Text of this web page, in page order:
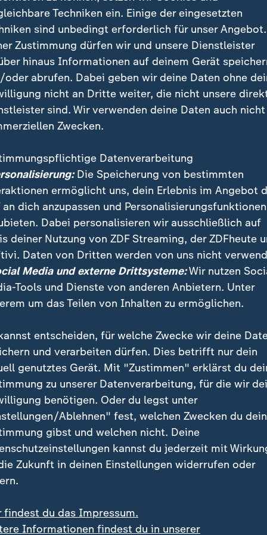
Doch deswegen mit dem Feiern aufhören? Es ist
Besucher: Zu Hause bleiben oder mit dem Risiko
mitbekommen und höre das jetzt gerade zum
hätte man schon darüber nachgedacht, aber
hätte es mich trotzdem nicht", sagt
ist da anderer Meinung:
Sicherheit geworden? Es ist
und ich finde es sehr
ich es vorher gewusst hätte, hätte das
in Köln und Mainz
sind sichtbar
viele Polizeibeamten - die
Karnevalstage ist die Polizei in Düsseldorf mit
sich die Menschen denn auch sicher?
kleinen Sohn hier - selbst nach Vorfällen wie in
Rosenmontagsumzug kommen: "Ich bin
und glaube, wenn man ein bisschen aufpasst
passt das. Aber auf gewisse Dinge hat man nicht
Techniken ein. Einige der eingesetzten
sind unbedingt erforderlich für unser
Zustimmung dürfen wir und unsere Dienstleister
hinaus Informationen auf deinem Gerät
oder abrufen. Dabei geben wir deine Daten ohne
nicht an Dritte weiter, die nicht unsere
sind. Wir verwenden deine Daten auch nicht
Zwecken.
Datenverarbeitung
Die Speicherung von bestimmten
ermöglicht uns, dein Erlebnis im Angebot
an dich anzupassen und Personalisierungsfunktionen
Dabei personalisieren wir ausschließlich auf
deiner Nutzung von ZDF Streaming, der ZDFheute
Daten von Dritten werden von uns nicht
Media und externe Drittsysteme:Wir nutzen
Tools und Dienste von anderen Anbietern. Unter
um das Teilen von Inhalten zu ermöglichen.
entscheiden, für welche Zwecke wir deine
und verarbeiten dürfen. Dies betrifft nur dein
genutztes Gerät. Mit "Zustimmen" erklärst du
zu unserer Datenverarbeitung, für die wir
benötigen. Oder du legst unter
Ablehnen" fest, welchen Zwecken du
gibst und welchen nicht. Deine
kannst du jederzeit mit
Zukunft in deinen Einstellungen widerrufen oder
findest du das Impressum.
Informationen findest du in unserer